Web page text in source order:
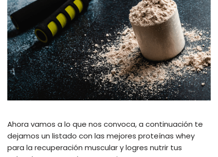
Ahora vamos a lo que nos convoca, a continuación te
dejamos un listado con las mejores proteínas whey
para la recuperación muscular y logres nutrir tus